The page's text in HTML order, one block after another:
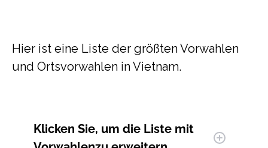
Hier ist eine Liste der größten Vorwahlen
und Ortsvorwahlen in Vietnam.
Klicken Sie, um die Liste mit